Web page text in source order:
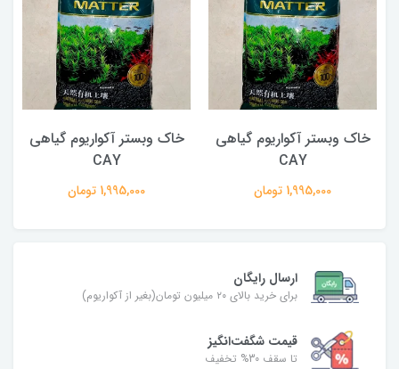
خاک وبستر آکواریوم گیاهی
CAY
1,995,000 تومان
خاک وبستر آکواریوم گیاهی
CAY
1,995,000 تومان
ارسال رایگان
برای خرید بالای ۲۰ میلیون تومان(بغیر از آکواریوم)
قیمت شگفت‌انگیز
تا سقف 30% تخفیف